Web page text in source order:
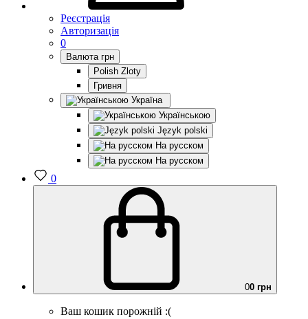
Реєстрація
Авторизація
0
Валюта грн
Polish Zloty
Гривня
Україна
Українською
Język polski
На русском
На русском
0
00 грн
Ваш кошик порожній :(